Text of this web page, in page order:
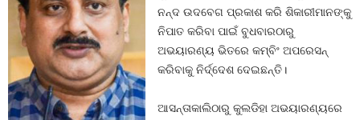
ନନ୍ଦ ଉଦବେଗ ପ୍ରକାଶ କରି ଶିକାରୀମାନଙ୍କୁ
ନିପାତ କରିବା ପାଇଁ ବୁଧବାରଠାରୁ
ଅଭୟାରଣ୍ୟ ଭିତରେ କମ୍ବିଂ ଅପରେସନ୍
କରିବାକୁ ନିର୍ଦ୍ଦେଶ ଦେଇଛନ୍ତି।
ଆସନ୍ତାକାଲିଠାରୁ କୁଲଡିହା ଅଭୟାରଣ୍ୟରେ